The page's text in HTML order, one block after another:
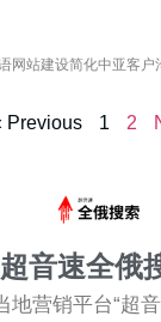
网站建设简化中亚客户
Previous 1 2
超音速全俄
地营销平台“超